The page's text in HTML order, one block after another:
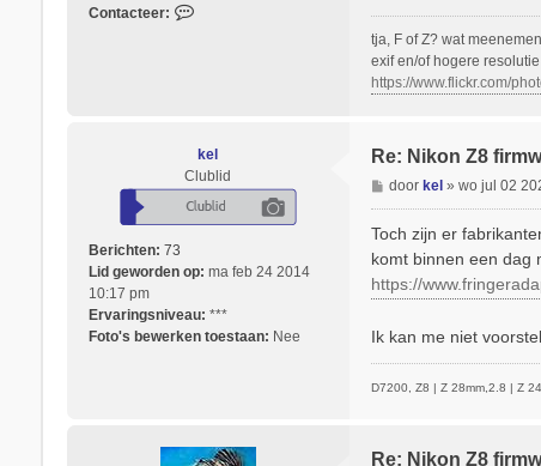
Contacteer:
e
e
r
h
n
k
tja, F of Z? wat
exif en/of hogere
https://www.flickr.com/
kel
Clublid
Berichten: 73
Lid geworden op: ma feb 24 2014
10:17 pm
Ervaringsniveau: ***
Foto's bewerken toestaan: Nee
Re: Nikon Z8
B
e
c
h
doorkel »wo jul 02
Toch zijn er
komt binnen een dag
https://
Ik kan me niet
D7200, Z8 | Z 28mm,2.8 | Z
Re: Nikon Z8